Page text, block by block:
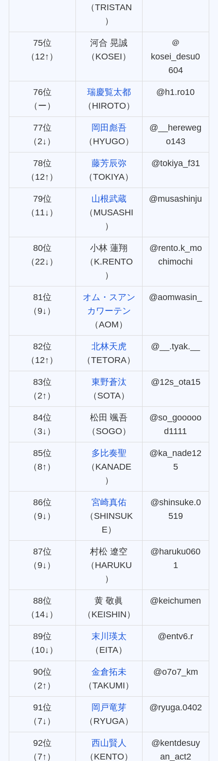
（TRISTAN
）
75位
（12↑）
河合 晃誠
（KOSEI）
＠
kosei_desu0
604
76位
（ー）
瑞慶覧太都
（HIROTO）
@h1.ro10
77位
（2↓）
岡田彪吾
（HYUGO）
@__hereweg
o143
78位
（12↑）
藤芳辰弥
（TOKIYA）
@tokiya_f31
79位
（11↓）
山根武蔵
（MUSASHI
）
@musashinju
80位
（22↓）
小林 蓮翔
（K.RENTO
）
@rento.k_mo
chimochi
81位
（9↓）
オム・スアン
カワーテン
（AOM）
@aomwasin_
82位
（12↑）
北林天虎
（TETORA）
@__.tyak.__
83位
（2↑）
東野蒼汰
（SOTA）
@12s_ota15
84位
（3↓）
松田 颯吾
（SOGO）
@so_gooooo
d1111
85位
（8↑）
多比奏聖
（KANADE
）
@ka_nade12
5
86位
（9↓）
宮崎真佑
（SHINSUK
E）
@shinsuke.0
519
87位
（9↓）
村松 遼空
（HARUKU
）
@haruku060
1
88位
（14↓）
黄 敬眞
（KEISHIN）
@keichumen
89位
（10↓）
末川瑛太
（EITA）
@entv6.r
90位
（2↑）
金倉拓未
（TAKUMI）
@o7o7_km
91位
（7↓）
岡戸竜芽
（RYUGA）
@ryuga.0402
92位
（7↑）
西山賢人
（KENTO）
@kentdesuy
an_act2